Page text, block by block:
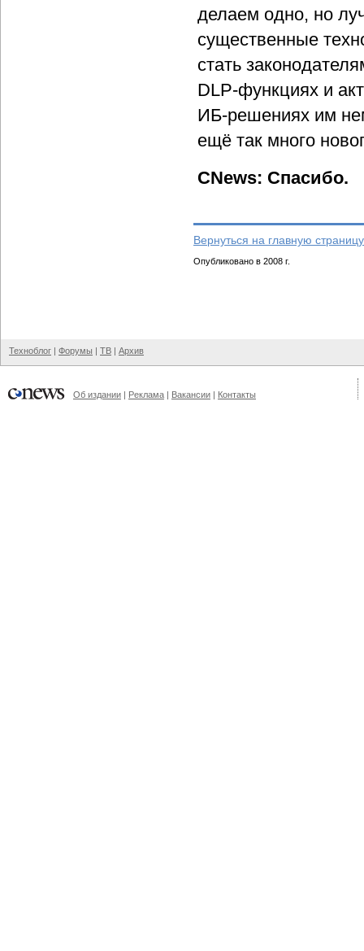
делаем одно, но
существенные
стать
DLP-функциях и
ИБ-решениях им
ещё так много
CNews: Спасибо.
Вернуться на главную
Опубликовано в 2008 г.
Техноблог | Форумы | ТВ | Архив
Об издании | Реклама | Вакансии | Контакты